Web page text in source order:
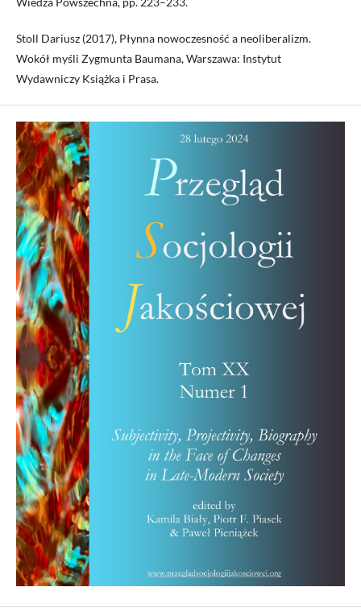
Stoll Dariusz (2017), Płynna nowoczesność a neoliberalizm.
Wokół myśli Zygmunta Baumana, Warszawa: Instytut
Wydawniczy Książka i Prasa.